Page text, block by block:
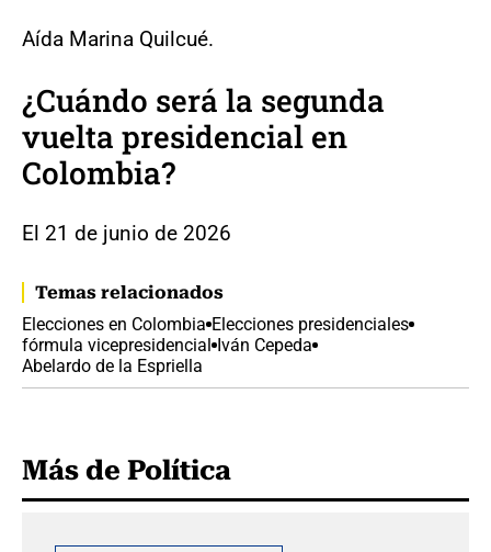
Aída Marina Quilcué.
¿Cuándo será la segunda
vuelta presidencial en
Colombia?
El 21 de junio de 2026
Temas relacionados
Elecciones en Colombia Elecciones presidenciales
fórmula vicepresidencial Iván Cepeda
Abelardo de la Espriella
Más de Política